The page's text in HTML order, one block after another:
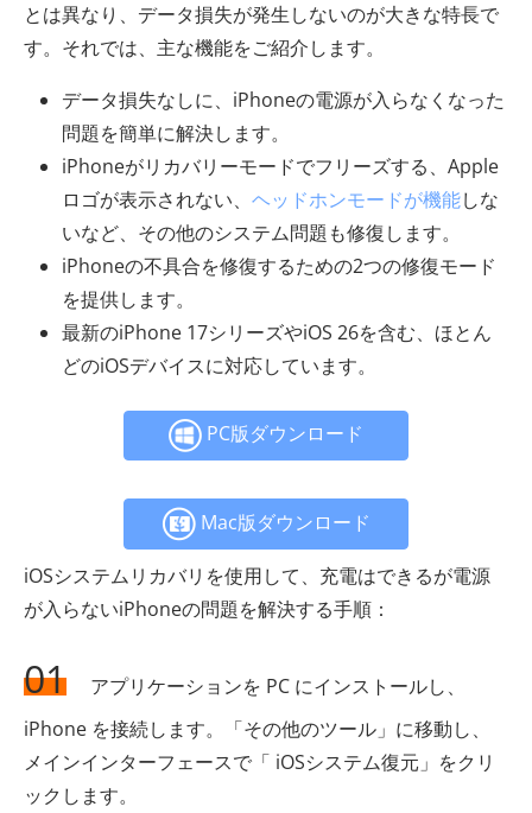
とは異なり、データ損失が発生しないのが大きな特長で
す。それでは、主な機能をご紹介します。
データ損失なしに、iPhoneの電源が入らなくなった
問題を簡単に解決します。
iPhoneがリカバリーモードでフリーズする、Apple
ロゴが表示されない、 ヘッドホンモードが機能しな
いなど、その他のシステム問題も修復します。
iPhoneの不具合を修復するための2つの修復モード
を提供します。
最新のiPhone 17シリーズやiOS 26を含む、ほとん
どのiOSデバイスに対応しています。
PC版ダウンロード
Mac版ダウンロード
iOSシステムリカバリを使用して、充電はできるが電源
が入らないiPhoneの問題を解決する手順：
01
アプリケーションを PC にインストールし、
iPhone を接続します。「その他のツール」に移動し、
メインインターフェースで「 iOSシステム復元」をクリ
ックします。